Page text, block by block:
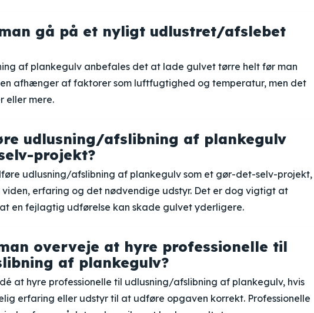
gå på et nyligt udlustret/afslebet
af plankegulv anbefales det at lade gulvet tørre helt før man
afhænger af faktorer som luftfugtighed og temperatur, men det
eller mere.
udlusning/afslibning af plankegulv
projekt?
udlusning/afslibning af plankegulv som et gør-det-selv-projekt,
viden, erfaring og det nødvendige udstyr. Det er dog vigtigt at
en fejlagtig udførelse kan skade gulvet yderligere.
overveje at hyre professionelle til
af plankegulv?
at hyre professionelle til udlusning/afslibning af plankegulv, hvis
erfaring eller udstyr til at udføre opgaven korrekt. Professionelle